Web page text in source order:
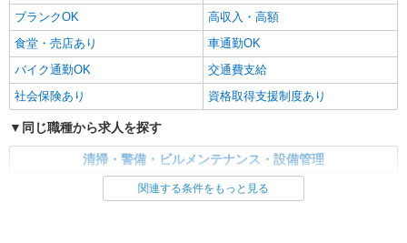
ブランクOK
高収入・高額
食堂・売店あり
車通勤OK
バイク通勤OK
交通費支給
社会保険あり
資格取得支援制度あり
同じ職種から求人を探す
清掃・警備・ビルメンテナンス・設備管理
建物管理・設備管理・マンション管理員
関連する条件をもっと見る